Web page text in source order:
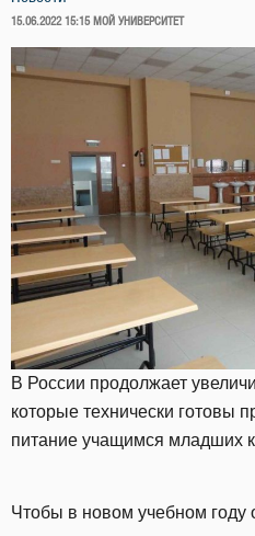
ОПУБЛИКОВАНО
15.06.2022 15:15 МОЙ УНИВЕРСИТЕТ
В России продолжает
которые технически готовы
питание учащимся младших
Чтобы в новом учебном году